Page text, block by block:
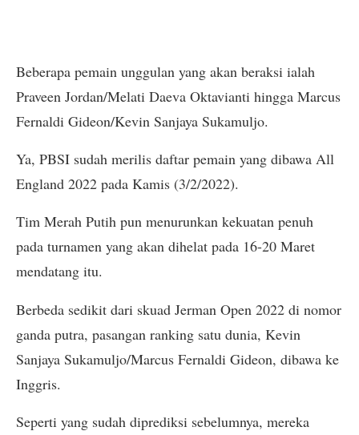
Beberapa pemain unggulan yang akan beraksi ialah
Praveen Jordan/Melati Daeva Oktavianti hingga Marcus
Fernaldi Gideon/Kevin Sanjaya Sukamuljo.
Ya, PBSI sudah merilis daftar pemain yang dibawa All
England 2022 pada Kamis (3/2/2022).
Tim Merah Putih pun menurunkan kekuatan penuh
pada turnamen yang akan dihelat pada 16-20 Maret
mendatang itu.
Berbeda sedikit dari skuad Jerman Open 2022 di nomor
ganda putra, pasangan ranking satu dunia, Kevin
Sanjaya Sukamuljo/Marcus Fernaldi Gideon, dibawa ke
Inggris.
Seperti yang sudah diprediksi sebelumnya, mereka